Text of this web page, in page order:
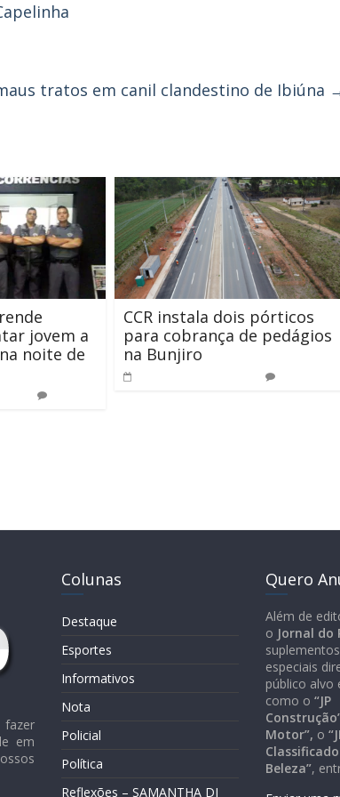
tratos em canil clandestino de Ibiúna
jovem a
noite de
CCR instala dois pórticos
para cobrança de pedágios
na Bunjiro
em
Colunas
Destaque
Esportes
Informativos
Nota
Policial
Política
Reflexões – SAMANTHA DI
Quero
Além de
o Jornal do
especiais
público alvo
como o “JP
Motor”, o
Beleza”,